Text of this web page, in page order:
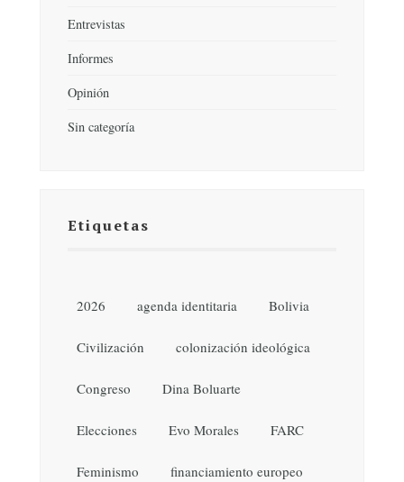
Entrevistas
Informes
Opinión
Sin categoría
Etiquetas
2026 agenda identitaria Bolivia
Civilización colonización ideológica
Congreso Dina Boluarte
Elecciones Evo Morales FARC
Feminismo financiamiento europeo